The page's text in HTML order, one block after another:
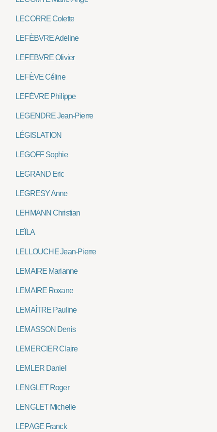
LECORRE Colette
LEFÈBVRE Adeline
LEFEBVRE Olivier
LEFÈVE Céline
LEFÈVRE Philippe
LEGENDRE Jean-Pierre
LÉGISLATION
LEGOFF Sophie
LEGRAND Eric
LEGRESY Anne
LEHMANN Christian
LEÏLA
LELLOUCHE Jean-Pierre
LEMAIRE Marianne
LEMAIRE Roxane
LEMAÎTRE Pauline
LEMASSON Denis
LEMERCIER Claire
LEMLER Daniel
LENGLET Roger
LENGLET Michelle
LEPAGE Franck